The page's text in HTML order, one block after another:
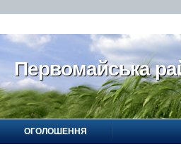
Первомайська
ОГОЛОШЕННЯ